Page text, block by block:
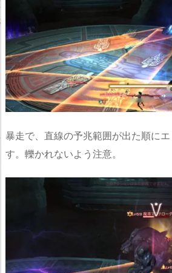
暴走で、直線の予兆範囲が出た順に
す。轢かれないよう注意。